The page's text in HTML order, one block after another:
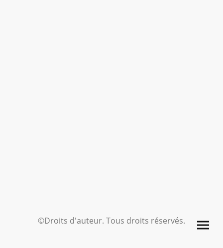
©Droits d'auteur. Tous droits réservés.